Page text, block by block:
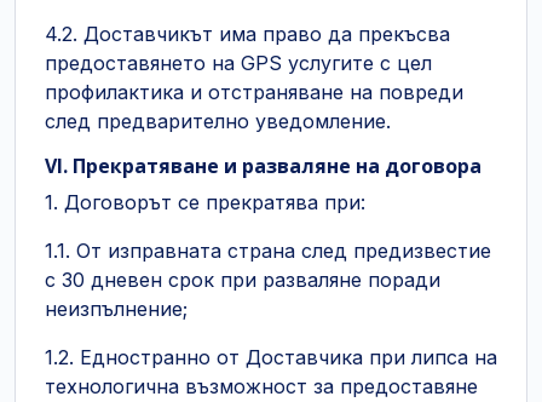
4.2. Доставчикът има право да прекъсва
предоставянето на GPS услугите с цел
профилактика и отстраняване на повреди
след предварително уведомление.
VI. Прекратяване и разваляне на договора
1. Договорът се прекратява при:
1.1. От изправната страна след предизвестие
с 30 дневен срок при разваляне поради
неизпълнение;
1.2. Едностранно от Доставчика при липса на
технологична възможност за предоставяне